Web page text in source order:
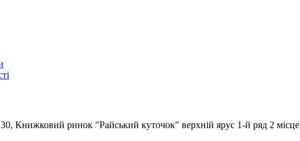
Книжковий ринок "Райський куточок" верхній ярус 1-й ряд 2 місце